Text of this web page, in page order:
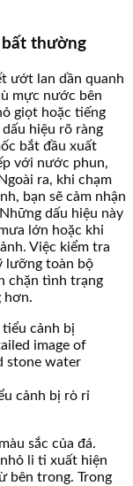
bất thường
ướt lan dần quanh
mực nước bên
giọt hoặc tiếng
hiệu rõ ràng
bắt đầu xuất
với nước phun,
ra, khi chạm
bạn sẽ cảm nhận
dấu hiệu này
lớn hoặc khi
Việc kiểm tra
lưỡng toàn bộ
chặn tình trạng
hơn.
cảnh bị rò rỉ
sắc của đá.
li ti xuất hiện
bên trong. Trong